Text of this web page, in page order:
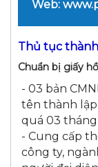
Web:
Thủ tục
Chuẩn bị giấy
- 03 bản
tên thành
quá 03
- Cung cấp
công ty,